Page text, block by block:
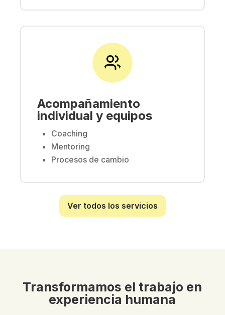
Acompañamiento
individual y equipos
Coaching
Mentoring
Procesos de cambio
Ver todos los servicios
Transformamos el trabajo en
experiencia humana